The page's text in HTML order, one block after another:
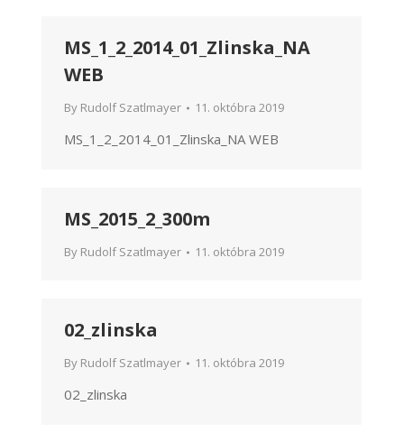
MS_1_2_2014_01_Zlinska_NA
WEB
By Rudolf Szatlmayer 11. októbra 2019
MS_1_2_2014_01_Zlinska_NA WEB
MS_2015_2_300m
By Rudolf Szatlmayer 11. októbra 2019
02_zlinska
By Rudolf Szatlmayer 11. októbra 2019
02_zlinska